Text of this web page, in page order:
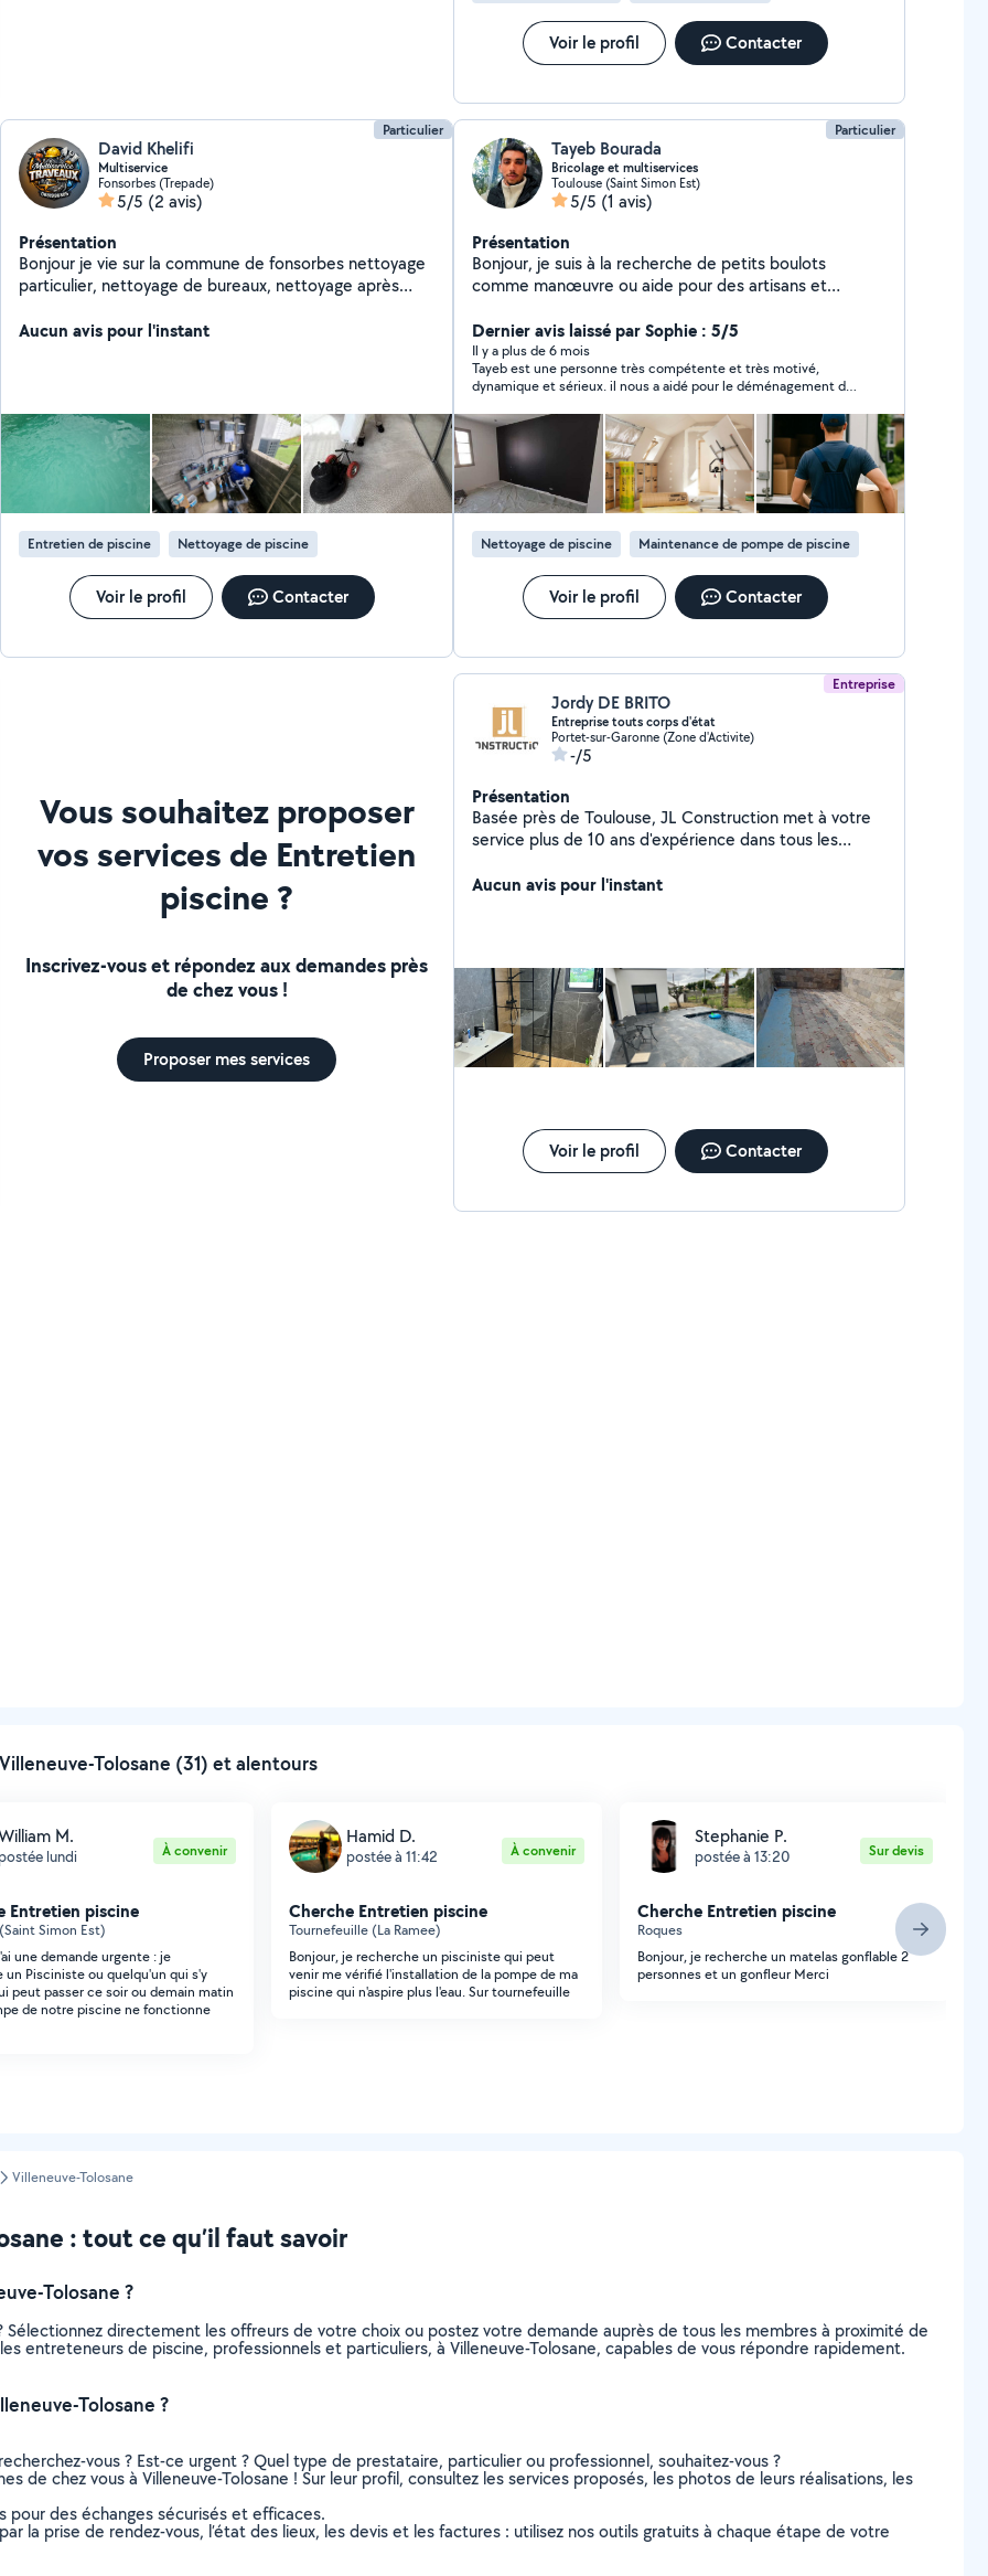
Voir le profil Contacter
Particulier
David Khelifi
Multiservice
Fonsorbes (Trepade)
5/5 (2 avis)
Présentation
Bonjour je vie sur la commune de fonsorbes nettoyage
particulier, nettoyage de bureaux, nettoyage après
Aucun avis pour l'instant
Entretien de piscine Nettoyage de piscine
Voir le profil Contacter
Particulier
Tayeb Bourada
Bricolage et multiservices
Toulouse (Saint Simon Est)
5/5 (1 avis)
Présentation
Bonjour, je suis à la recherche de petits boulots
comme manœuvre ou aide pour des artisans et
pas peur de bosser. N'hésitez pas à me contacter si
Dernier avis laissé par Sophie : 5/5
Il y a plus de 6 mois
Tayeb est une personne très compétente et très motivé,
dynamique et sérieux. il nous a aidé pour le déménagement de
à 100% merci Tayeb pour votre aide et votre motivation. vous
mérité de réussir. sophie
Nettoyage de piscine Maintenance de pompe de piscine
Voir le profil Contacter
Vous souhaitez proposer
vos services de Entretien
piscine ?
Inscrivez-vous et répondez aux demandes près
de chez vous !
Proposer mes services
Entreprise
Jordy DE BRITO
Entreprise touts corps d'état
Portet-sur-Garonne (Zone d'Activite)
-/5
Présentation
Basée près de Toulouse, JL Construction met à votre
service plus de 10 ans d'expérience dans tous les
générale - Construction neuve & Rénovation - Création
intervenons 50km autour de Toulouse N'hésitez pas à
nous contacter pour un devis gratuit ou des conseils
personnalisés!
Aucun avis pour l'instant
Voir le profil Contacter
Tolosane (31) et alentours
M.
postée lundi À convenir
Entretien piscine
Simon Est)
une demande urgente : je
un Pisciniste ou quelqu'un qui s'y
peut passer ce soir ou demain matin
de notre piscine ne fonctionne
Hamid D.
postée à 11:42 À convenir
Cherche Entretien piscine
Tournefeuille (La Ramee)
Bonjour, je recherche un pisciniste qui peut
venir me vérifié l'installation de la pompe de ma
piscine qui n'aspire plus l'eau. Sur tournefeuille
Stephanie P.
postée à 13:20 Sur devis
Cherche Entretien piscine
Roques
Bonjour, je recherche un matelas gonflable 2
personnes et un gonfleur Merci
Villeneuve-Tolosane
: tout ce qu’il faut savoir
Tolosane ?
Sélectionnez directement les offreurs de votre choix ou postez votre demande auprès de tous les membres à proximité de
entreteneurs de piscine, professionnels et particuliers, à Villeneuve-Tolosane, capables de vous répondre rapidement.
Tolosane ?
vous ? Est-ce urgent ? Quel type de prestataire, particulier ou professionnel, souhaitez-vous ?
de chez vous à Villeneuve-Tolosane ! Sur leur profil, consultez les services proposés, les photos de leurs réalisations, les
pour des échanges sécurisés et efficaces.
la prise de rendez-vous, l’état des lieux, les devis et les factures : utilisez nos outils gratuits à chaque étape de votre